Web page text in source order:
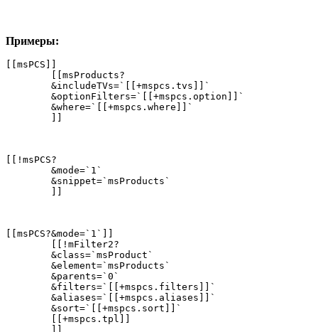
Примеры:
[[msPCS]]
        [[msProducts?
        &includeTVs=`[[+mspcs.tvs]]`
        &optionFilters=`[[+mspcs.option]]`
        &where=`[[+mspcs.where]]`
[[!msPCS?
        &mode=`1`
        &snippet=`msProducts`
[[msPCS?&mode=`1`]]
        [[!mFilter2?
        &class=`msProduct`
        &element=`msProducts`
        &parents=`0`
        &filters=`[[+mspcs.filters]]`
        &aliases=`[[+mspcs.aliases]]`
        &sort=`[[+mspcs.sort]]`
        [[+mspcs.tpl]]